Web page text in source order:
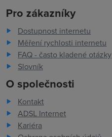
Pro zákazníky
Dostupnost internetu
Měření rychlosti internetu
FAQ - často kladené otázky
Slovník
O společnosti
Kontakt
ADSL Internet
Kariéra